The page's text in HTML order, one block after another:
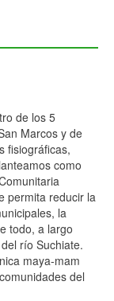
de los 5
Marcos y de
fisiográficas,
como
permita reducir la
la
todo, a largo
río Suchiate.
maya-mam
del